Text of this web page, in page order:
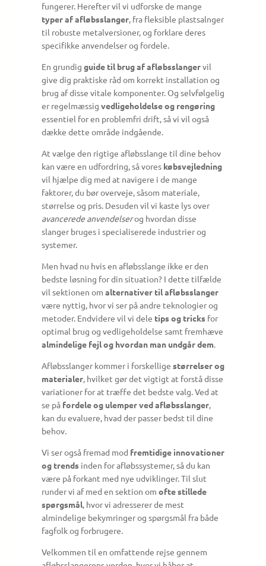
fungerer. Herefter vil vi udforske de mange
typer af afløbsslanger, fra fleksible plastsalnger
til robuste metalversioner, og forklare deres
specifikke anvendelser og fordele.
En grundig guide til brug af afløbsslangervil
give dig praktiske råd om korrekt installation og
brug af disse vitale komponenter. Og selvfølgelig
er regelmæssig vedligeholdelse og rengøring
essentiel for en problemfri drift, så vi vil også
dække dette område indgående.
At vælge den rigtige afløbsslange til dine behov
kan være en udfordring, så vores købsvejledning
vil hjælpe dig med at navigere i de mange
faktorer, du bør overveje, såsom materiale,
størrelse og pris. Desuden vil vi kaste lys over
avancerede anvendelserog hvordan disse
slanger bruges i specialiserede industrier og
systemer.
Men hvad nu hvis en afløbsslange ikke er den
bedste løsning for din situation? I dette tilfælde
vil sektionen om alternativer til afløbsslanger
være nyttig, hvor vi ser på andre teknologier og
metoder. Endvidere vil vi dele tips og tricks for
optimal brug og vedligeholdelse samt fremhæve
almindelige fejl og hvordan man undgår dem.
Afløbsslanger kommer i forskellige størrelser og
materialer, hvilket gør det vigtigt at forstå disse
variationer for at træffe det bedste valg. Ved at
se på fordele og ulemper ved afløbsslanger,
kan du evaluere, hvad der passer bedst til dine
behov.
Vi ser også fremad mod fremtidige innovationer
og trends inden for afløbssystemer, så du kan
være på forkant med nye udviklinger. Til slut
runder vi af med en sektion om ofte stillede
spørgsmål, hvor vi adresserer de mest
almindelige bekymringer og spørgsmål fra både
fagfolk og forbrugere.
Velkommen til en omfattende rejse gennem